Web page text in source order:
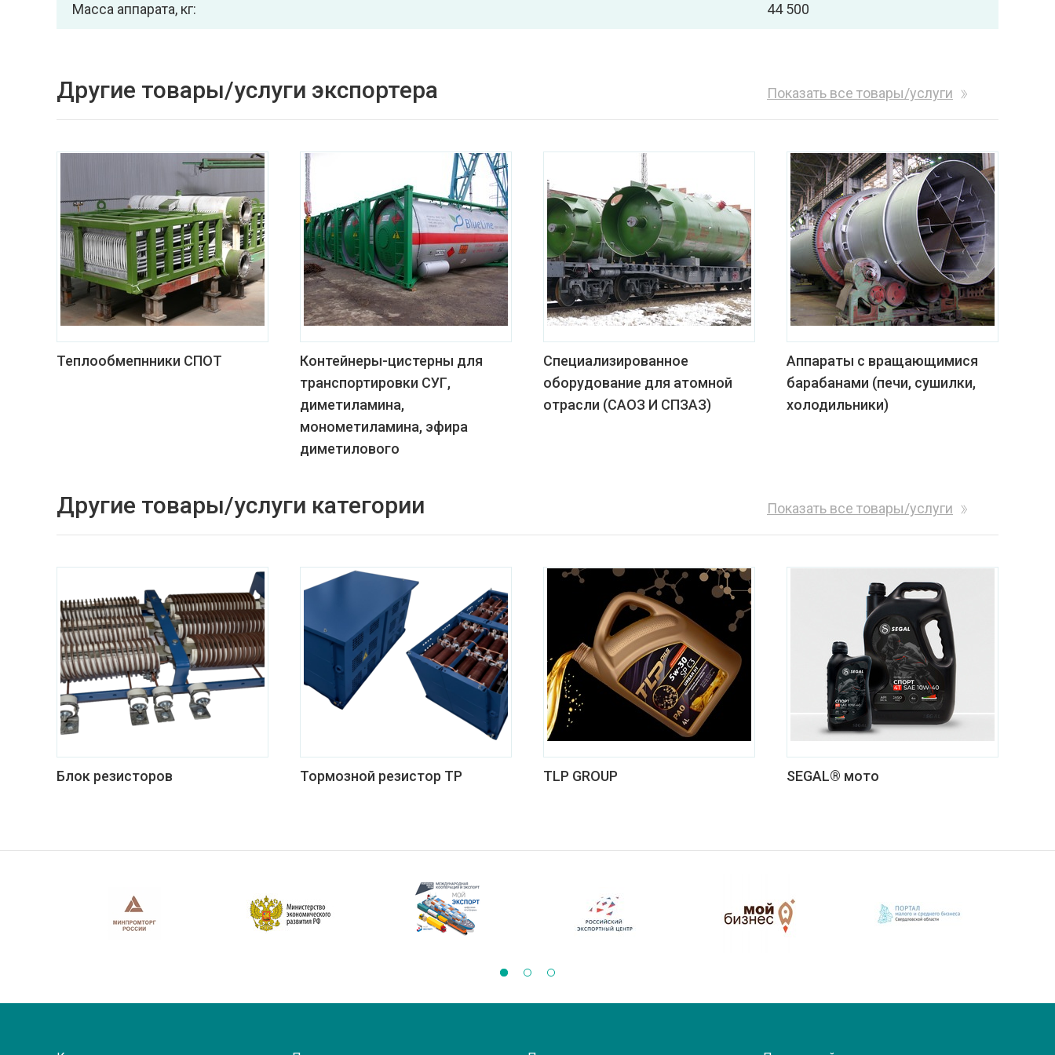
Масса аппарата, кг: 44 500
Другие товары/услуги экспортера Показать все товары/услуги
Теплообмепнники СПОТ
Контейнеры-цистерны для
транспортировки СУГ,
диметиламина,
монометиламина, эфира
диметилового
Специализированное
оборудование для атомной
отрасли (САОЗ И СПЗАЗ)
Аппараты с вращающимися
барабанами (печи, сушилки,
холодильники)
Другие товары/услуги категории Показать все товары/услуги
Блок резисторов Тормозной резистор ТР TLP GROUP SEGAL® мото